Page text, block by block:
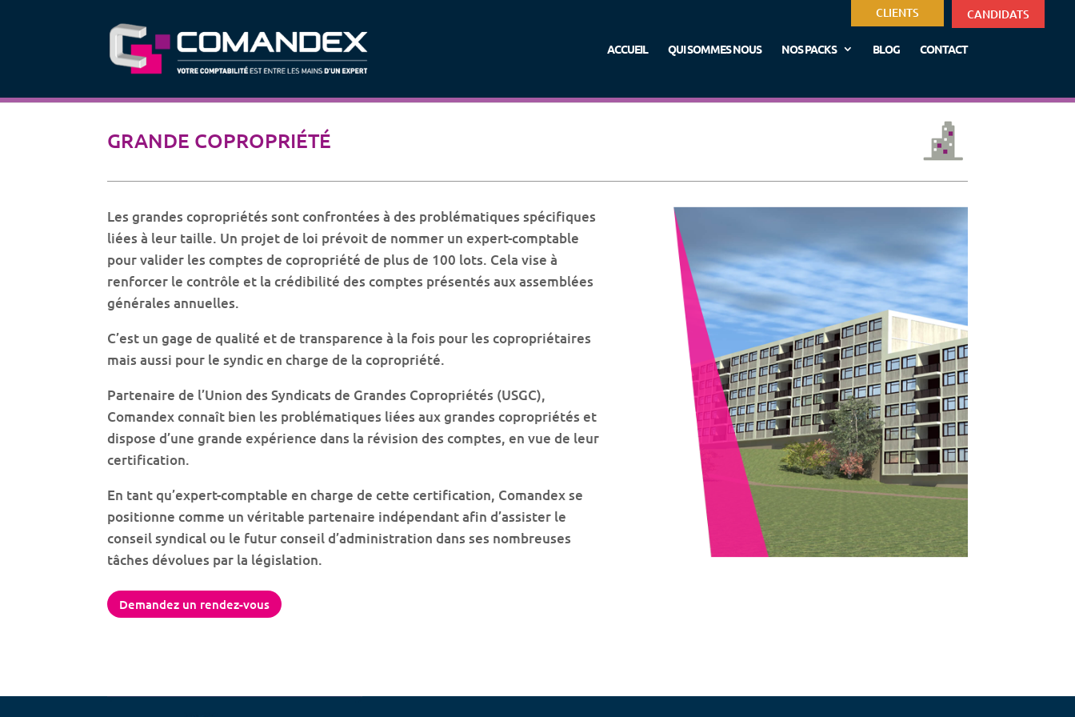
ACCUEIL QUI SOMMES NOUS NOS PACKS BLOG CONTACT
CLIENTS CANDIDATS
GRANDE COPROPRIÉTÉ
Les grandes copropriétés sont confrontées à des problématiques spécifiques
liées à leur taille. Un projet de loi prévoit de nommer un expert-comptable
pour valider les comptes de copropriété de plus de 100 lots. Cela vise à
renforcer le contrôle et la crédibilité des comptes présentés aux assemblées
générales annuelles.
C’est un gage de qualité et de transparence à la fois pour les copropriétaires
mais aussi pour le syndic en charge de la copropriété.
Partenaire de l’Union des Syndicats de Grandes Copropriétés (USGC),
Comandex connaît bien les problématiques liées aux grandes copropriétés et
dispose d’une grande expérience dans la révision des comptes, en vue de leur
certification.
En tant qu’expert-comptable en charge de cette certification, Comandex se
positionne comme un véritable partenaire indépendant afin d’assister le
conseil syndical ou le futur conseil d’administration dans ses nombreuses
tâches dévolues par la législation.
Demandez un rendez-vous